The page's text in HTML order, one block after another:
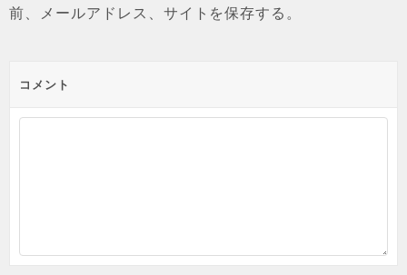
前、メールアドレス、サイトを保存する。
コメント